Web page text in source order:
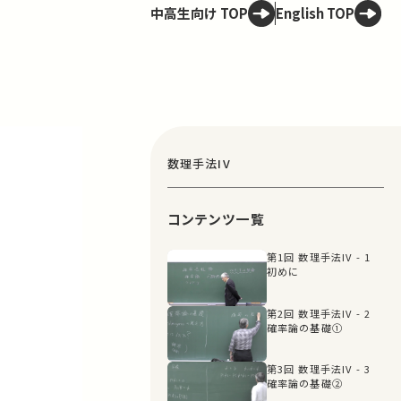
中高生向け TOP English TOP
数理手法IV
コンテンツ一覧
第1回 数理手法IV - 1
初めに
第2回 数理手法IV - 2
確率論の基礎①
第3回 数理手法IV - 3
確率論の基礎②